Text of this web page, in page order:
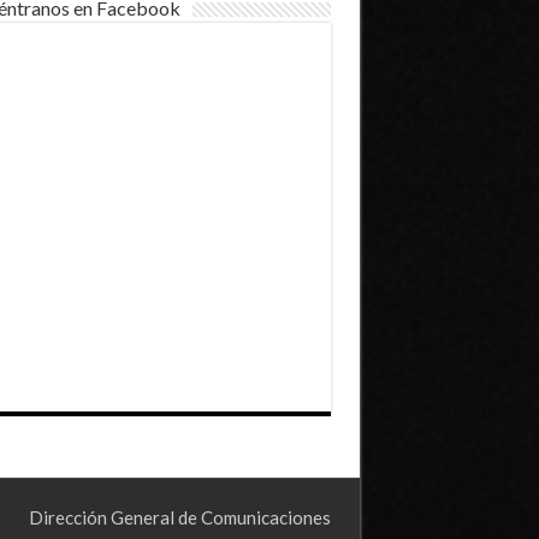
en Facebook
Dirección General de Comunicaciones